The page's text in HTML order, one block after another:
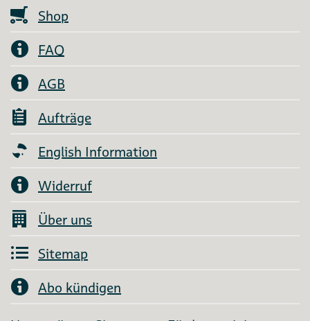
Shop
FAQ
AGB
Aufträge
English Information
Widerruf
Über uns
Sitemap
Abo kündigen